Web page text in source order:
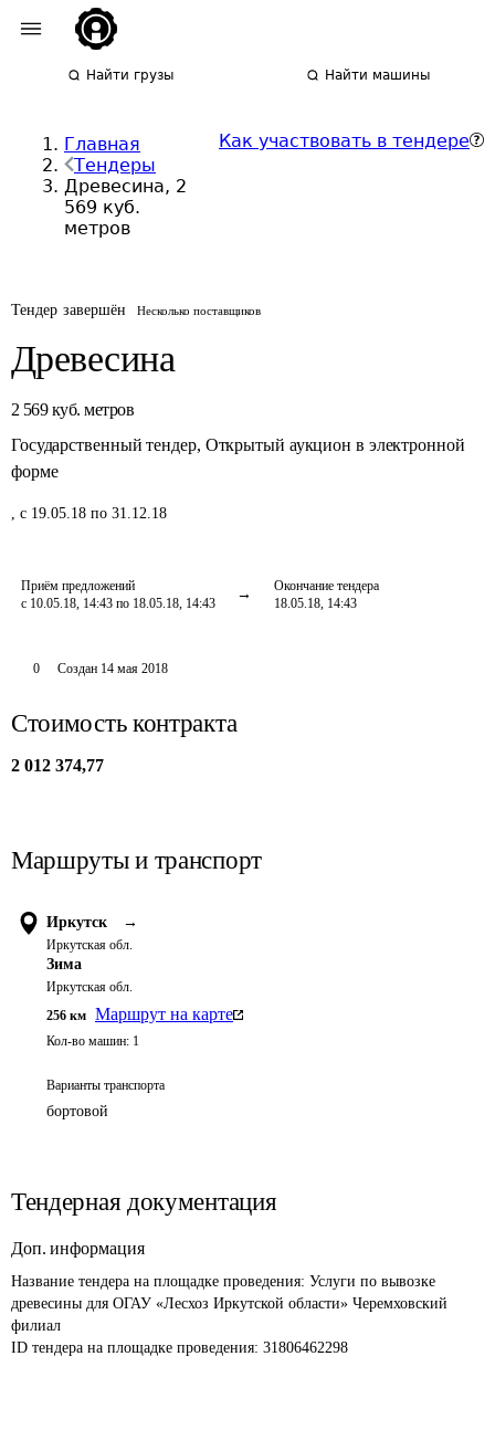
Найти грузы Найти машины
Главная
Тендеры
Древесина, 2
569 куб.
метров
Как участвовать в тендере
Тендер завершён Несколько поставщиков
Древесина
2 569 куб. метров
Государственный тендер, Открытый аукцион в электронной
форме
, с 19.05.18 по 31.12.18
Приём предложений
с 10.05.18, 14:43 по 18.05.18, 14:43
Окончание тендера
18.05.18, 14:43
0 Создан 14 мая 2018
Стоимость контракта
2 012 374,77
Маршруты и транспорт
Иркутск →
Иркутская обл.
Зима
Иркутская обл.
256 км Маршрут на карте
Кол-во машин: 1
Варианты транспорта
бортовой
Тендерная документация
Доп. информация
Название тендера на площадке проведения: Услуги по вывозке
древесины для ОГАУ «Лесхоз Иркутской области» Черемховский
филиал
ID тендера на площадке проведения: 31806462298